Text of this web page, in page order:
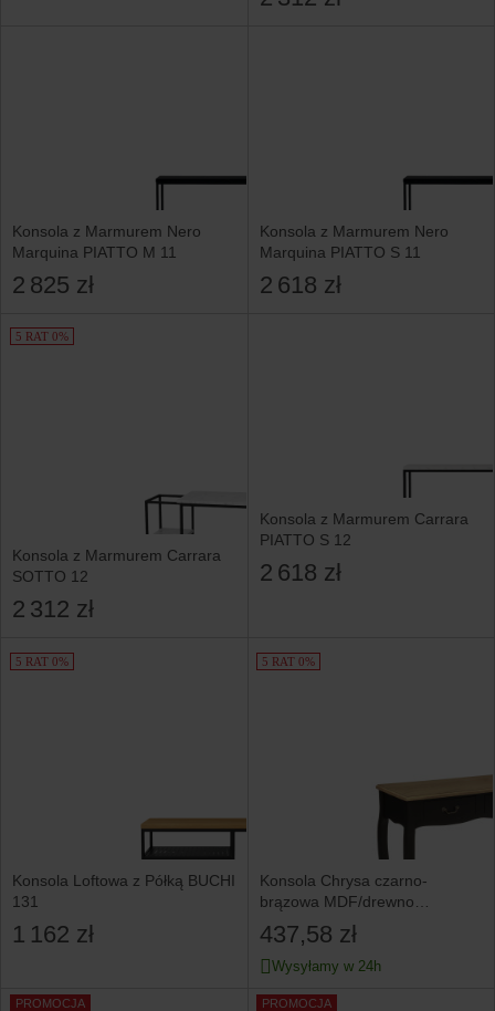
Konsola z Marmurem Nero
Marquina PIATTO M 11
2 825 zł
Konsola z Marmurem Nero
Marquina PIATTO S 11
2 618 zł
5 RAT 0%
Konsola z Marmurem Carrara
SOTTO 12
2 312 zł
Konsola z Marmurem Carrara
PIATTO S 12
2 618 zł
5 RAT 0%
Konsola Loftowa z Półką BUCHI
131
1 162 zł
5 RAT 0%
Konsola Chrysa czarno-
brązowa MDF/drewno
87x34x78 cm
437,58 zł
Wysyłamy w 24h
PROMOCJA
PROMOCJA